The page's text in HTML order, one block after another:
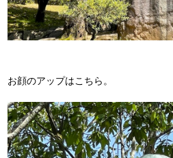
お顔のアップはこちら。